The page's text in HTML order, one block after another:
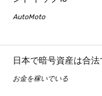
AutoMoto
日本で暗号資産は合法
お金を稼いでいる